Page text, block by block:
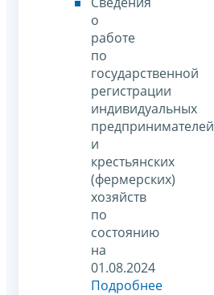
о
работе
по
государственной
регистрации
индивидуальных
предпринимателей
и
крестьянских
(фермерских)
хозяйств
по
состоянию
на
01.08.2024
Подробнее